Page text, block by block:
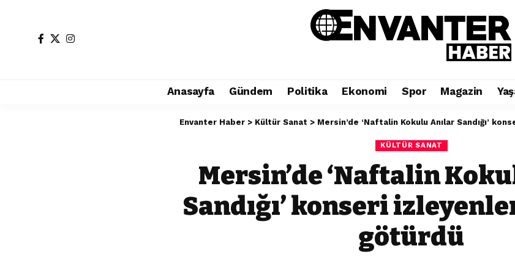
Anasayfa Gündem Politika Ekonomi Spor Magazin
Envanter Haber > Kültür Sanat > Mersin’de ‘Naftalin Kokulu Anılar Sandığı’
KÜLTÜR SANAT
Mersin’de ‘Naftalin
Sandığı’ konseri
götürdü